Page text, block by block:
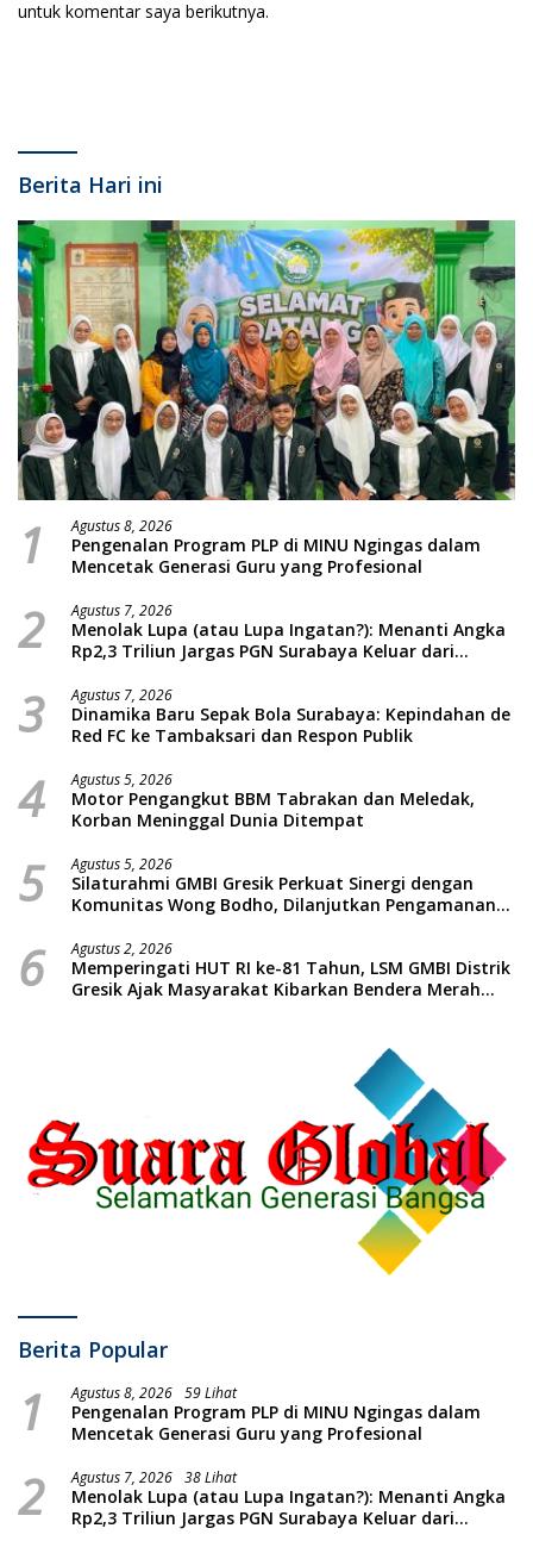
untuk komentar saya berikutnya.
Berita Hari ini
1 Agustus 8, 2026
Pengenalan Program PLP di MINU Ngingas dalam
Mencetak Generasi Guru yang Profesional
2 Agustus 7, 2026
Menolak Lupa (atau Lupa Ingatan?): Menanti Angka
Rp2,3 Triliun Jargas PGN Surabaya Keluar dari
3 Agustus 7, 2026
Dinamika Baru Sepak Bola Surabaya: Kepindahan de
Red FC ke Tambaksari dan Respon Publik
4 Agustus 5, 2026
Motor Pengangkut BBM Tabrakan dan Meledak,
Korban Meninggal Dunia Ditempat
5 Agustus 5, 2026
Silaturahmi GMBI Gresik Perkuat Sinergi dengan
Komunitas Wong Bodho, Dilanjutkan Pengamanan
Massal dan Santunan Anak Yatim
6 Agustus 2, 2026
Memperingati HUT RI ke-81 Tahun, LSM GMBI Distrik
Gresik Ajak Masyarakat Kibarkan Bendera Merah
Berita Popular
1 Agustus 8, 2026 59 Lihat
Pengenalan Program PLP di MINU Ngingas dalam
Mencetak Generasi Guru yang Profesional
2 Agustus 7, 2026 38 Lihat
Menolak Lupa (atau Lupa Ingatan?): Menanti Angka
Rp2,3 Triliun Jargas PGN Surabaya Keluar dari